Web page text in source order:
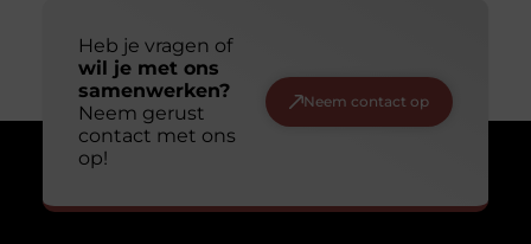
Heb je vragen of
wil je met ons
samenwerken?
Neem gerust
contact met ons
op!
Neem contact op